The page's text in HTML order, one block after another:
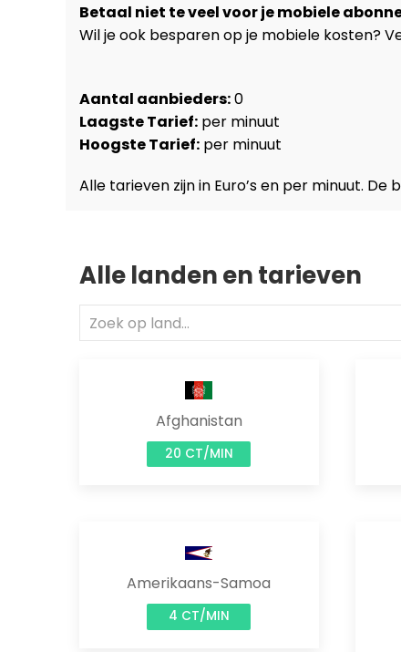
Betaal niet te veel voor je mobiele
Wil je ook besparen op je mobiele kosten?
Aantal aanbieders:0
Laagste Tarief: per minuut
Hoogste Tarief: per minuut
Alle tarieven zijn in Euro’s en per minuut.
Alle landen en tarieven
Afghanistan
20 CT/MIN
Amerikaans-Samoa
4 CT/MIN